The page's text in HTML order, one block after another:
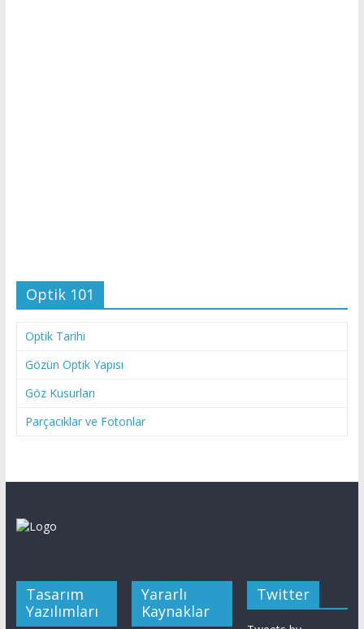
Optik 101
Optik Tarihi
Gözün Optik Yapısı
Göz Kusurları
Parçacıklar ve Fotonlar
Tasarım
Yazılımları
Yararlı
Kaynaklar
Twitter